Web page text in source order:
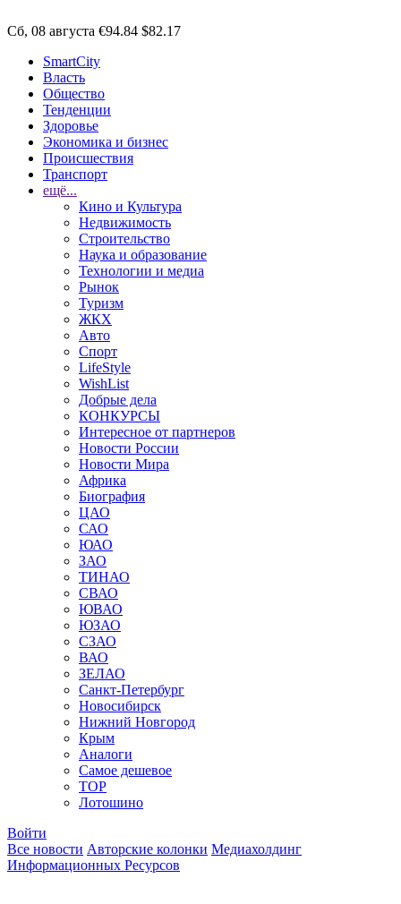
Сб, 08 августа €94.84 $82.17
SmartCity
Власть
Общество
Тенденции
Здоровье
Экономика и бизнес
Происшествия
Транспорт
ещё...
Кино и Культура
Недвижимость
Строительство
Наука и образование
Технологии и медиа
Рынок
Туризм
ЖКХ
Авто
Спорт
LifeStyle
WishList
Добрые дела
КОНКУРСЫ
Интересное от партнеров
Новости России
Новости Мира
Африка
Биография
ЦАО
САО
ЮАО
ЗАО
ТИНАО
СВАО
ЮВАО
ЮЗАО
СЗАО
ВАО
ЗЕЛАО
Санкт-Петербург
Новосибирск
Нижний Новгород
Крым
Аналоги
Самое дешевое
TOP
Лотошино
Войти
Все новости Авторские колонки Медиахолдинг
Информационных Ресурсов